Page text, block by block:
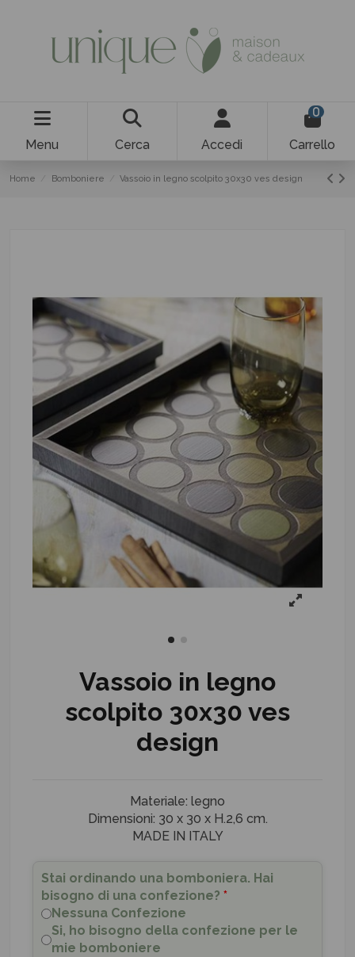
Menu Cerca Accedi
0
Carrello
Home Bomboniere Vassoio in legno scolpito 30x30 ves design
Vassoio in legno
scolpito 30x30 ves
design
Materiale: legno
Dimensioni: 30 x 30 x H.2,6 cm.
MADE IN ITALY
Stai ordinando una bomboniera. Hai
bisogno di una confezione? *
Nessuna Confezione
Si, ho bisogno della confezione per le
mie bomboniere